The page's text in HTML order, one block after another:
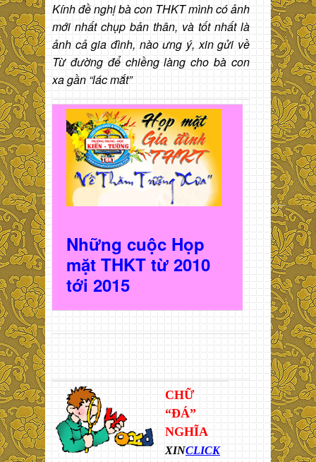
Kính đề nghị bà con THKT mình có ảnh
mới nhất chụp bản thân, và tốt nhất là
ảnh cả gia đình, nào ưng ý, xin gửi về
Từ đường để chiềng làng cho bà con
xa gần “lác mắt”
Những cuộc Họp
mặt THKT từ 2010
tới 2015
CHỮ
“ĐÁ”
NGHĨA
XINCLICK